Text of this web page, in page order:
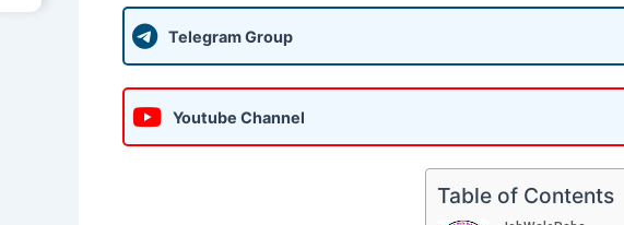
Telegram Group
Youtube Channel
Table of Contents